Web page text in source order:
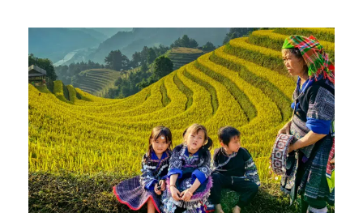
Serengeti (Seronera)
Ngorongoro
Tarangire